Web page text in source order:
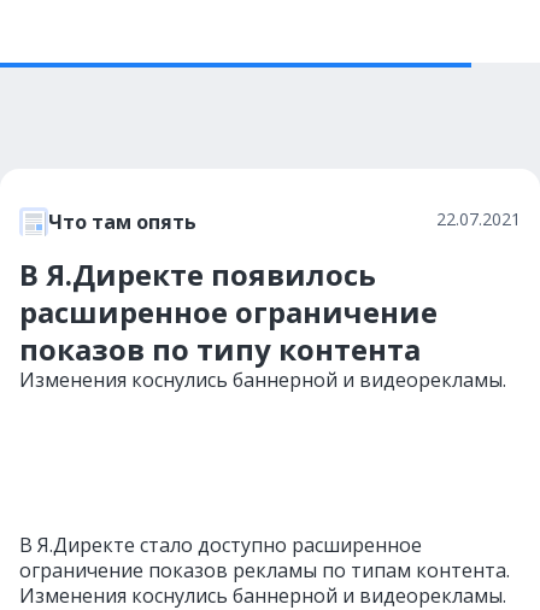
Что там опять 22.07.2021
В Я.Директе появилось
расширенное ограничение
показов по типу контента
Изменения коснулись баннерной и видеорекламы.
В Я.Директе стало доступно расширенное
ограничение показов рекламы по типам контента.
Изменения коснулись баннерной и видеорекламы.